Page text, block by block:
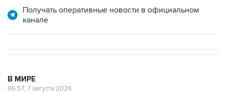
Получать оперативные новости в официальном
канале
В МИРЕ
06:57, 7 августа 2026